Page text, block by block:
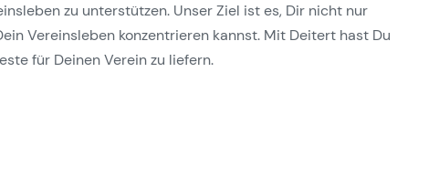
zu unterstützen. Unser Ziel ist es, Dir nicht nur
Vereinsleben konzentrieren kannst. Mit Deitert hast Du
für Deinen Verein zu liefern.